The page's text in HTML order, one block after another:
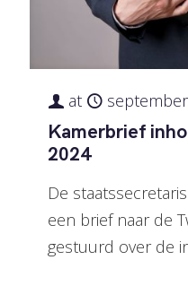
at
Kamerbrief
2024
De
een brief naar de
gestuurd over de